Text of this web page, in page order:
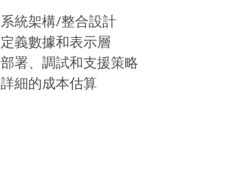
系統架構/整合設計
定義數據和表示層
部署、調試和支援策略
詳細的成本估算